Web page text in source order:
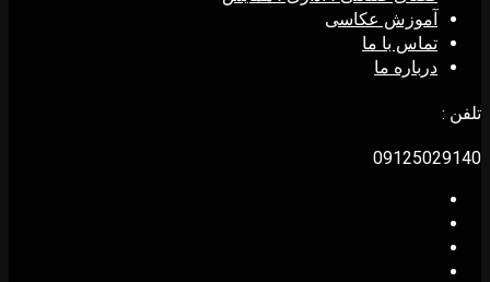
آموزش عکاسی
تماس با ما
درباره ما
تلفن :
09125029140